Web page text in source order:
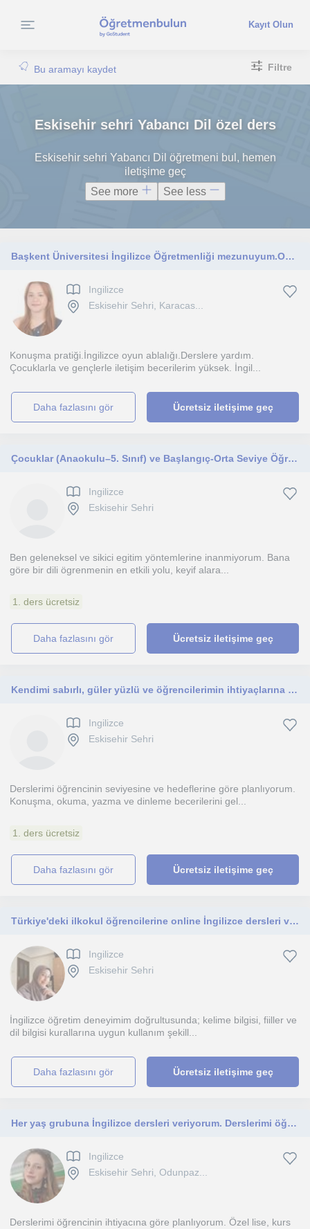
Kayıt Olun
Bu aramayı kaydet Filtre
Eskisehir sehri Yabancı Dil özel ders
Eskisehir sehri Yabancı Dil öğretmeni bul, hemen
iletişime geç
See more
See less
Başkent Üniversitesi İngilizce Öğretmenliği mezunuyum.Okul öncesi ilkokul ortakkul ve lise düzeyi için ders veriyorum.
Ingilizce
Eskisehir Sehri, Karacas...
Konuşma pratiği.İngilizce oyun ablalığı.Derslere yardım.
Çocuklarla ve gençlerle iletişim becerilerim yüksek. İngil...
daha fazlasını gör Ücretsiz iletişime geç
Çocuklar (Anaokulu–5. Sınıf) ve Başlangıç-Orta Seviye Öğrenciler İçin Eğlenceli İngilizce Dersleri
Ingilizce
Eskisehir Sehri
Ben geleneksel ve sikici egitim yöntemlerine inanmiyorum. Bana
göre bir dili ögrenmenin en etkili yolu, keyif alara...
1. ders ücretsiz
daha fazlasını gör Ücretsiz iletişime geç
Kendimi sabırlı, güler yüzlü ve öğrencilerimin ihtiyaçlarına önem veren bir öğretmen olarak tanımlıyorum. Çocuklara ve yetişkinler
Ingilizce
Eskisehir Sehri
Derslerimi öğrencinin seviyesine ve hedeflerine göre planlıyorum.
Konuşma, okuma, yazma ve dinleme becerilerini gel...
1. ders ücretsiz
daha fazlasını gör Ücretsiz iletişime geç
Türkiye'deki ilkokul öğrencilerine online İngilizce dersleri veren ve 1 yıllık İngilizce öğretmenliği deneyimine sahip öğretmen.
Ingilizce
Eskisehir Sehri
İngilizce öğretim deneyimim doğrultusunda; kelime bilgisi, fiiller ve
dil bilgisi kurallarına uygun kullanım şekill...
daha fazlasını gör Ücretsiz iletişime geç
Her yaş grubuna İngilizce dersleri veriyorum. Derslerimi öğrencinin hedeflerine göre planlıyorum.
Ingilizce
Eskisehir Sehri, Odunpaz...
Derslerimi öğrencinin ihtiyacına göre planlıyorum. Özel lise, kurs